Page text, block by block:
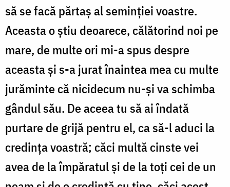
să se facă părtaș al seminției voastre.
Aceasta o știu deoarece, călătorind noi pe
mare, de multe ori mi-a spus despre
aceasta și s-a jurat înaintea mea cu multe
jurăminte că nicidecum nu-și va schimba
gândul său. De aceea tu să ai îndată
purtare de grijă pentru el, ca să-l aduci la
credința voastră; căci multă cinste vei
avea de la împăratul și de la toți cei de un